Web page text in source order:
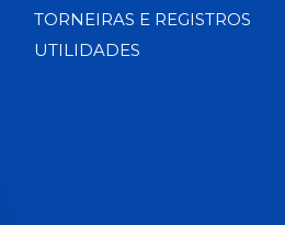
TORNEIRAS E REGISTROS
UTILIDADES